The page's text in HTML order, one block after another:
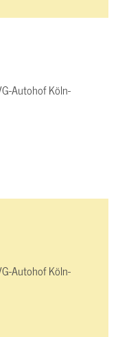
Autohof Köln-
Autohof Köln-